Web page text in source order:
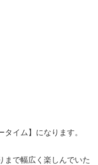
イム】になります。
まで幅広く楽しんでいた